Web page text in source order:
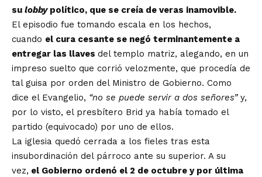
su lobby político, que se creía de veras inamovible.
El episodio fue tomando escala en los hechos,
cuando el cura cesante se negó terminantemente a
entregar las llaves del templo matriz, alegando, en un
impreso suelto que corrió velozmente, que procedía de
tal guisa por orden del Ministro de Gobierno. Como
dice el Evangelio, “no se puede servir a dos señores”y,
por lo visto, el presbítero Brid ya había tomado el
partido (equivocado) por uno de ellos.
La iglesia quedó cerrada a los fieles tras esta
insubordinación del párroco ante su superior. A su
vez, el Gobierno ordenó el 2 de octubre y por última